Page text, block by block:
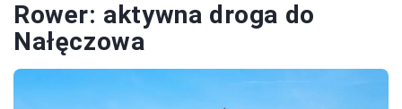
Rower: aktywna droga do
Nałęczowa